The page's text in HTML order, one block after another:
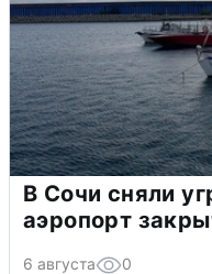
В Сочи сняли
аэропорт
6 августа 0